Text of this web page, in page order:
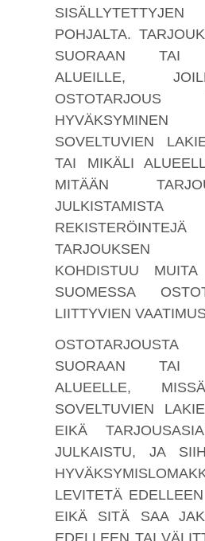
POHJALTA.
SUORAAN TAI
ALUEILLE,
SOVELTUVIEN
TAI MIKÄLI
MITÄÄN
TARJOUKSEN
KOHDISTUU MUITA
SUOMESSA
LIITTYVIEN
SUORAAN TAI
ALUEELLE,
SOVELTUVIEN
EIKÄ
JULKAISTU, JA
LEVITETÄ
EIKÄ SITÄ SAA
EDELLEEN TAI